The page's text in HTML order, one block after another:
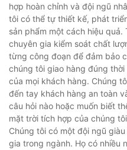
hợp hoàn chỉnh và đội ngũ
tôi có thể tự thiết kế, phát
sản phẩm một cách hiệu
chuyên gia kiểm soát chất
từng công đoạn để đảm bảo
chúng tôi giao hàng đúng
của mọi khách hàng. Chúng
đến tay khách hàng an toàn
câu hỏi nào hoặc muốn biết
mặt trời tích hợp của chúng
Chúng tôi có một đội ngũ
gia trong ngành. Họ có nhiều